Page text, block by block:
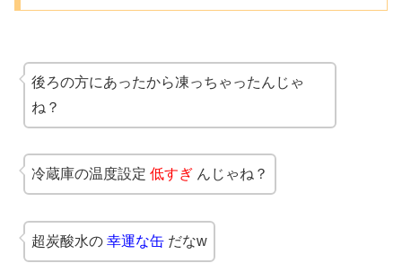
後ろの方にあったから凍っちゃったんじゃ
ね？
冷蔵庫の温度設定 低すぎ んじゃね？
超炭酸水の 幸運な缶 だなw